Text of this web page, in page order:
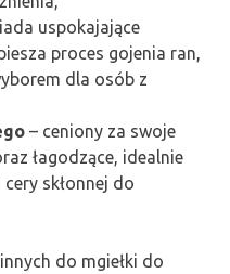
uspokajające
proces gojenia ran,
dla osób z
– ceniony za swoje
łagodzące, idealnie
skłonnej do
do mgiełki do